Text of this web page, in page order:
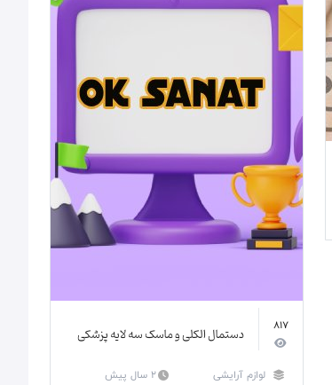
817 دستمال الکلی و ماسک سه لایه پزشکی
لوازم آرایشی 2 سال پیش